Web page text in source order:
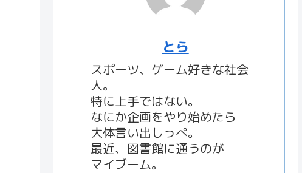
とら
スポーツ、ゲーム好きな社会
人。
特に上手ではない。
なにか企画をやり始めたら
大体言い出しっぺ。
最近、図書館に通うのが
マイブーム。